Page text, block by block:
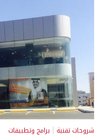
شروحات تقنية | برامج وتطبيقات